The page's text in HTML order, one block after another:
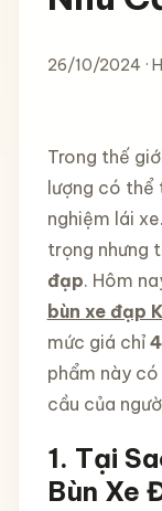
26/10/2024 ·
Trong thế
lượng có
nghiệm lái
trọng nhưng
đạp. Hôm
bùn xe đạp
mức giá chỉ
phẩm này
cầu của
1. Tại
Bùn Xe